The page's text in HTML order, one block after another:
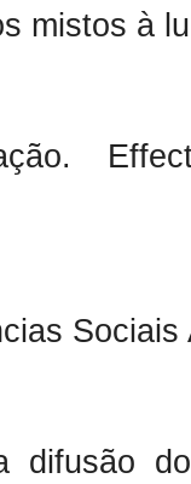
mistos à
Sociais
difusão